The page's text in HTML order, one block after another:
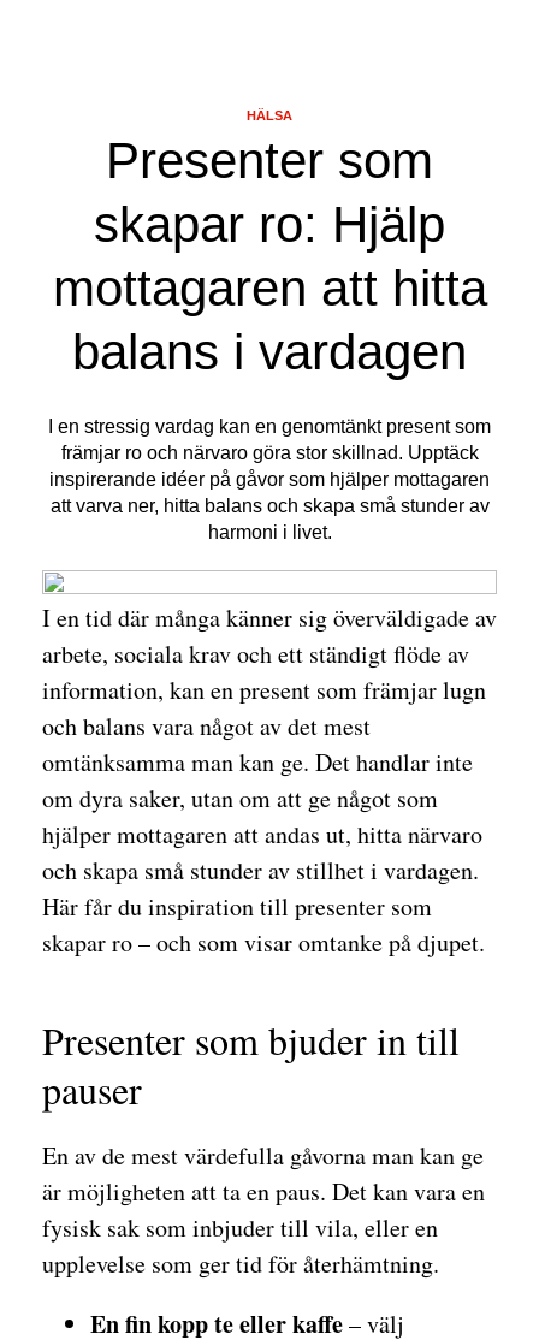
Presenter som
skapar ro: Hjälp
mottagaren att hitta
balans i vardagen
HÄLSA
I en stressig vardag kan en genomtänkt present som
främjar ro och närvaro göra stor skillnad. Upptäck
inspirerande idéer på gåvor som hjälper mottagaren
att varva ner, hitta balans och skapa små stunder av
harmoni i livet.
I en tid där många känner sig överväldigade av
arbete, sociala krav och ett ständigt flöde av
information, kan en present som främjar lugn
och balans vara något av det mest
omtänksamma man kan ge. Det handlar inte
om dyra saker, utan om att ge något som
hjälper mottagaren att andas ut, hitta närvaro
och skapa små stunder av stillhet i vardagen.
Här får du inspiration till presenter som
skapar ro – och som visar omtanke på djupet.
Presenter som bjuder in till
pauser
En av de mest värdefulla gåvorna man kan ge
är möjligheten att ta en paus. Det kan vara en
fysisk sak som inbjuder till vila, eller en
upplevelse som ger tid för återhämtning.
En fin kopp te eller kaffe– välj